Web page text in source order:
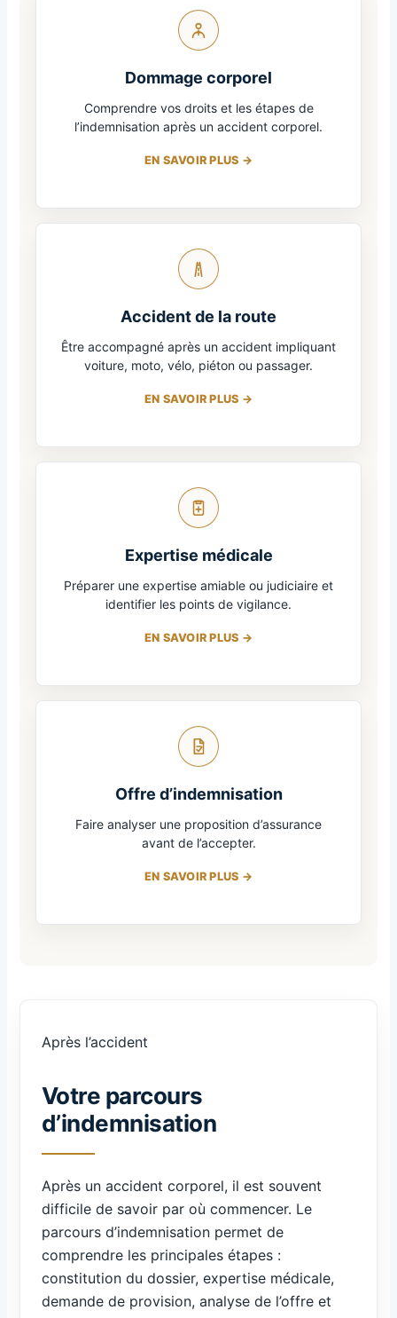
Dommage corporel
Comprendre vos droits et les étapes de
l’indemnisation après un accident corporel.
EN SAVOIR PLUS
Accident de la route
Être accompagné après un accident impliquant
voiture, moto, vélo, piéton ou passager.
EN SAVOIR PLUS
Expertise médicale
Préparer une expertise amiable ou judiciaire et
identifier les points de vigilance.
EN SAVOIR PLUS
Offre d’indemnisation
Faire analyser une proposition d’assurance
avant de l’accepter.
EN SAVOIR PLUS
Après l’accident
Votre parcours
d’indemnisation
Après un accident corporel, il est souvent
difficile de savoir par où commencer. Le
parcours d’indemnisation permet de
comprendre les principales étapes :
constitution du dossier, expertise médicale,
demande de provision, analyse de l’offre et